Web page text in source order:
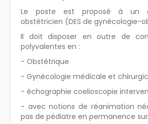
Le poste est proposé à un
obstétricien (DES de gynécologie-
Il doit disposer en outre de
polyvalentes en :
- Obstétrique
- Gynécologie médicale et
- échographie coelioscopie
- avec notions de réanimation
pas de pédiatre en permanence sur